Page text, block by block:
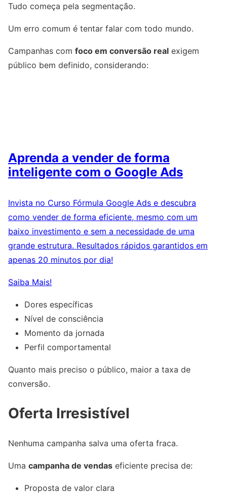
Tudo começa pela segmentação.
Um erro comum é tentar falar com todo mundo.
Campanhas com foco em conversão real exigem
público bem definido, considerando:
Aprenda a vender de forma
inteligente com o Google Ads
Invista no Curso Fórmula Google Ads e descubra
como vender de forma eficiente, mesmo com um
baixo investimento e sem a necessidade de uma
grande estrutura. Resultados rápidos garantidos em
apenas 20 minutos por dia!
Saiba Mais!
Dores específicas
Nível de consciência
Momento da jornada
Perfil comportamental
Quanto mais preciso o público, maior a taxa de
conversão.
Oferta Irresistível
Nenhuma campanha salva uma oferta fraca.
Uma campanha de vendas eficiente precisa de:
Proposta de valor clara